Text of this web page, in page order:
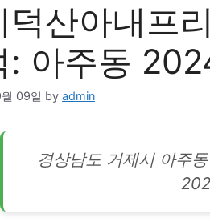
덕산아내프
: 아주동
09일 by admin
경상남도 거제시 아주